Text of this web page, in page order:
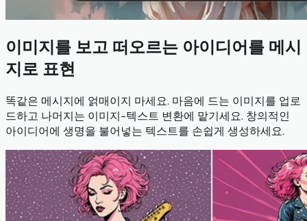
이미지를 보고 떠오르는 아이디어를 메시
지로 표현
똑같은 메시지에 얽매이지 마세요. 마음에 드는 이미지를 업로
드하고 나머지는 이미지-텍스트 변환에 맡기세요. 창의적인
아이디어에 생명을 불어넣는 텍스트를 손쉽게 생성하세요.